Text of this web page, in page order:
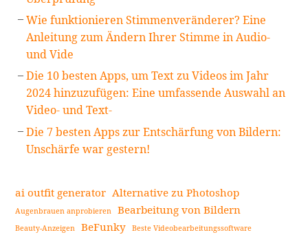
Wie funktionieren Stimmenveränderer? Eine
Anleitung zum Ändern Ihrer Stimme in Audio-
und Vide
Die 10 besten Apps, um Text zu Videos im Jahr
2024 hinzuzufügen: Eine umfassende Auswahl an
Video- und Text-
Die 7 besten Apps zur Entschärfung von Bildern:
Unschärfe war gestern!
ai outfit generator Alternative zu Photoshop
Augenbrauen anprobieren Bearbeitung von Bildern
Beauty-Anzeigen BeFunky Beste Videobearbeitungssoftware